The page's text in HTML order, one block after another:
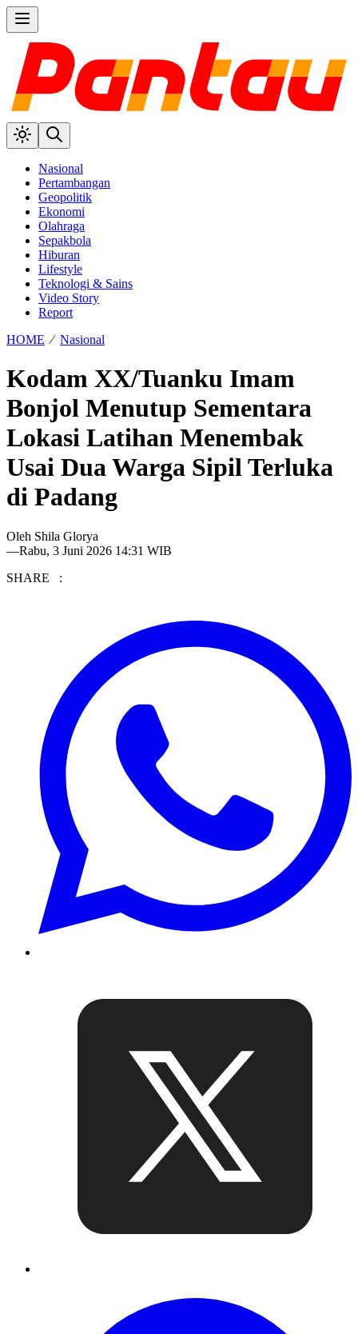
Nasional
Pertambangan
Geopolitik
Ekonomi
Olahraga
Sepakbola
Hiburan
Lifestyle
Teknologi & Sains
Video Story
Report
HOME ⁄ Nasional
Kodam XX/Tuanku Imam
Bonjol Menutup Sementara
Lokasi Latihan Menembak
Usai Dua Warga Sipil Terluka
di Padang
Oleh Shila Glorya
—Rabu, 3 Juni 2026 14:31 WIB
SHARE :